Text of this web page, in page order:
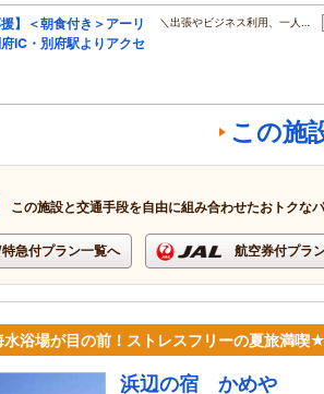
】＜朝食付き＞アーリ
IC・別府駅よりアクセ
＼出張やビジネス利用、一人…
この施
この施設と交通手段を自由に組み合わせたおトクな
急付プラン一覧へ 航空券付プラ
水浴場が目の前！ストレスフリーの夏旅満喫
浜辺の宿 かめや